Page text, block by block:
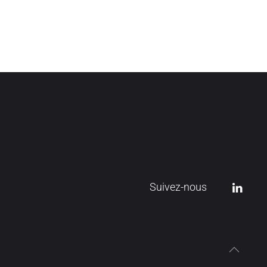
Suivez-nous